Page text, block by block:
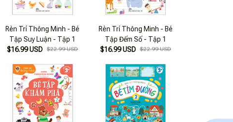
Rèn Trí Thông Minh - Bé
Tập Suy Luận - Tập 1
$16.99 USD
$22.99 USD
Rèn Trí Thông Minh - Bé
Tập Đếm Số - Tập 1
$16.99 USD $22.99 USD